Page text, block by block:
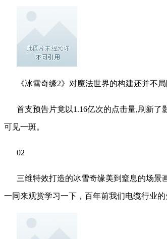
《冰雪奇缘2》对魔法世界的构建还并不
首支预告片竟以1.16亿次的点击量,刷新
可见一斑。
02
三维特效打造的冰雪奇缘美到窒息的场
一同来观赏学习一下，百年前我们电缆行业